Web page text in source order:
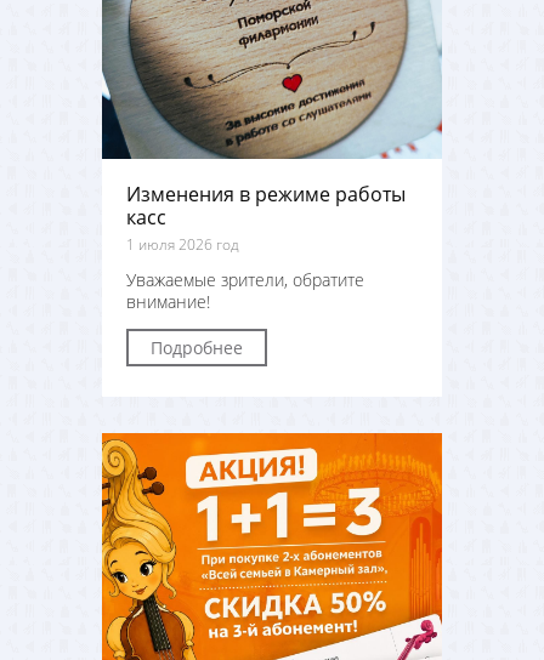
Изменения в режиме работы
касс
1 июля 2026 год
Уважаемые зрители, обратите
внимание!
Подробнее